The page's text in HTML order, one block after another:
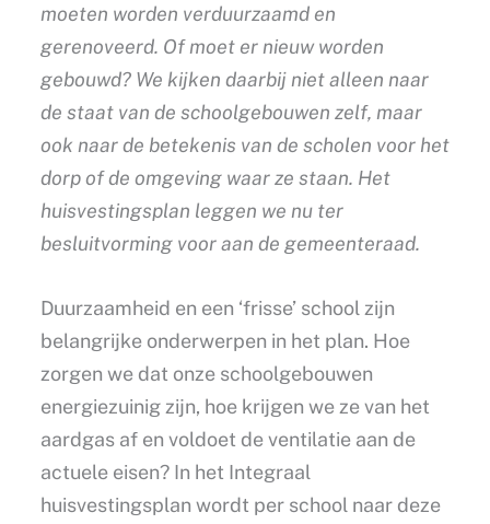
moeten worden verduurzaamd en
gerenoveerd. Of moet er nieuw worden
gebouwd? We kijken daarbij niet alleen naar
de staat van de schoolgebouwen zelf, maar
ook naar de betekenis van de scholen voor het
dorp of de omgeving waar ze staan. Het
huisvestingsplan leggen we nu ter
besluitvorming voor aan de gemeenteraad.
Duurzaamheid en een ‘frisse’ school zijn
belangrijke onderwerpen in het plan. Hoe
zorgen we dat onze schoolgebouwen
energiezuinig zijn, hoe krijgen we ze van het
aardgas af en voldoet de ventilatie aan de
actuele eisen? In het Integraal
huisvestingsplan wordt per school naar deze